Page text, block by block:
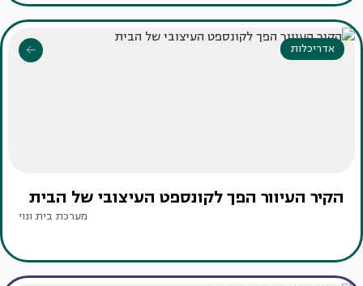
אדריכלות
הקיר העיוור הפך לקונספט העיצובי של הבית
מערכת בית ונוי